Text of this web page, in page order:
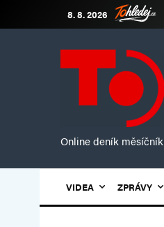
8. 8. 2026
Online deník
VIDEA ZPRÁVY